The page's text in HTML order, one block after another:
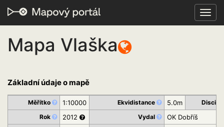
Mapa Vlaška
Základní údaje o mapě
Měřítko 1:10000 Ekvidistance 5.0m
Rok
2012 Vydal OK Dobříš